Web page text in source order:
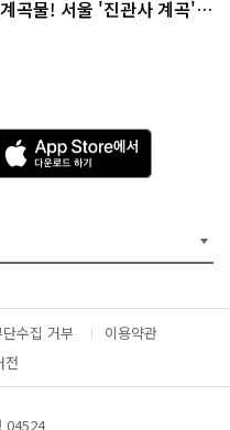
곡물! 서울 '진관사 계곡'이
A
p
p
e
서
다
운
드
수집 거부
이용약관
전
04524